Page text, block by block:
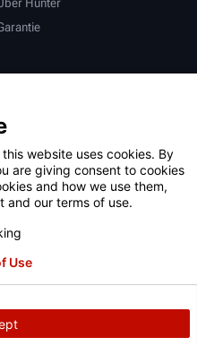
Datenschutzerklärung
personenbezogenen Daten
Anmeldung
Company.
website uses cookies. By
are giving consent to cookies
and how we use them,
and our terms of use.
Use